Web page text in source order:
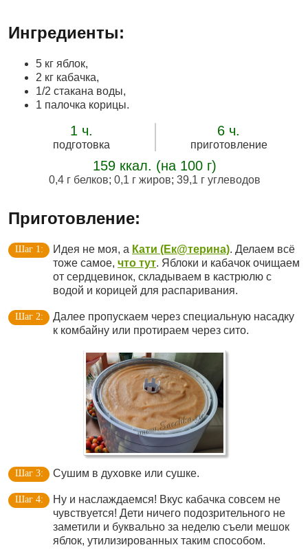
Ингредиенты:
5 кг яблок,
2 кг кабачка,
1/2 стакана воды,
1 палочка корицы.
1 ч.
подготовка
6 ч.
приготовление
159 ккал. (на 100 г)
0,4 г белков; 0,1 г жиров; 39,1 г углеводов
Приготовление:
Идея не моя, а Кати (Ек@терина). Делаем всё
тоже самое, что тут. Яблоки и кабачок очищаем
от сердцевинок, складываем в кастрюлю с
водой и корицей для распаривания.
Далее пропускаем через специальную насадку
к комбайну или протираем через сито.
Сушим в духовке или сушке.
Ну и наслаждаемся! Вкус кабачка совсем не
чувствуется! Дети ничего подозрительного не
заметили и буквально за неделю съели мешок
яблок, утилизированных таким способом.